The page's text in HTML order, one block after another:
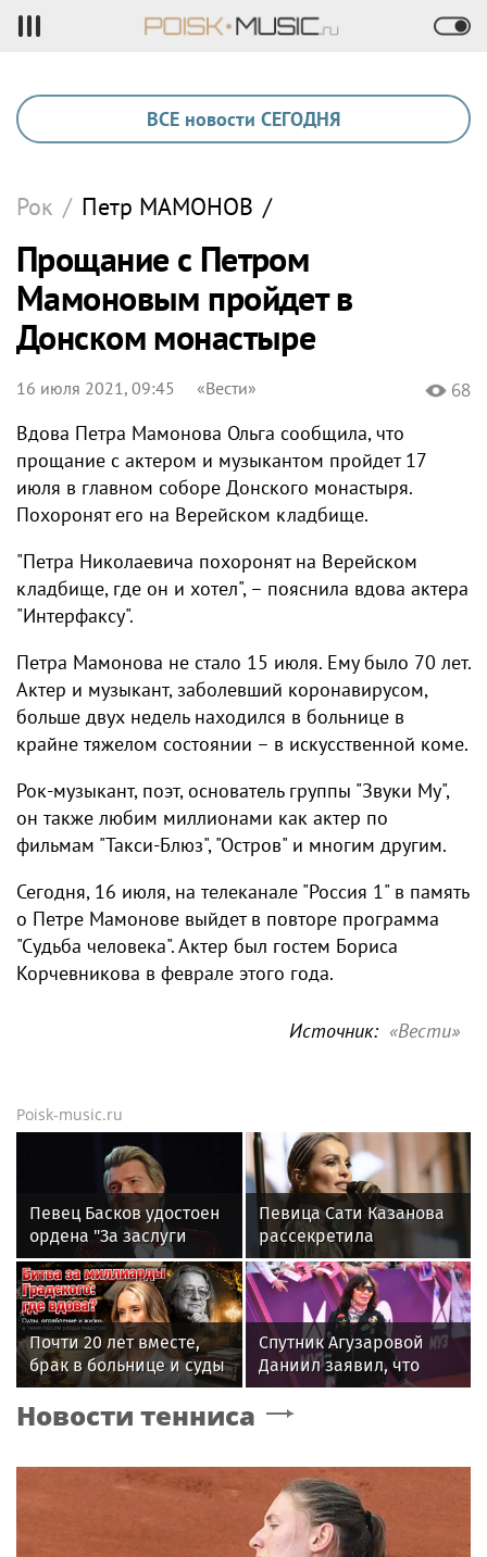
ВСЕ новости СЕГОДНЯ
Рок / Петр МАМОНОВ /
Прощание с Петром
Мамоновым пройдет в
Донском монастыре
16 июля 2021, 09:45 «Вести» 68
Вдова Петра Мамонова Ольга сообщила, что
прощание с актером и музыкантом пройдет 17
июля в главном соборе Донского монастыря.
Похоронят его на Верейском кладбище.
"Петра Николаевича похоронят на Верейском
кладбище, где он и хотел", – пояснила вдова актера
"Интерфаксу".
Петра Мамонова не стало 15 июля. Ему было 70 лет.
Актер и музыкант, заболевший коронавирусом,
больше двух недель находился в больнице в
крайне тяжелом состоянии – в искусственной коме.
Рок-музыкант, поэт, основатель группы "Звуки Му",
он также любим миллионами как актер по
фильмам "Такси-Блюз", "Остров" и многим другим.
Сегодня, 16 июля, на телеканале "Россия 1" в память
о Петре Мамонове выйдет в повторе программа
"Судьба человека". Актер был гостем Бориса
Корчевникова в феврале этого года.
Источник: «Вести»
Poisk-music.ru
Певец Басков удостоен
ордена "За заслуги
перед Отечеством" IV
степени
Певица Сати Казанова
рассекретила
«безгрешное, чистое,
любящее» имя своей
дочери
Почти 20 лет вместе,
брак в больнице и суды
за миллиард: как
сейчас живет вдова
Спутник Агузаровой
Даниил заявил, что
решал рабочие
вопросы с певицей в
Новости тенниса